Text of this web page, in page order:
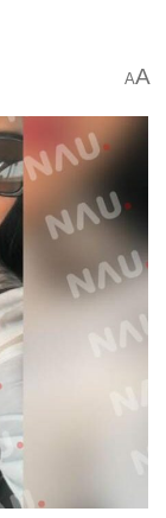
AA